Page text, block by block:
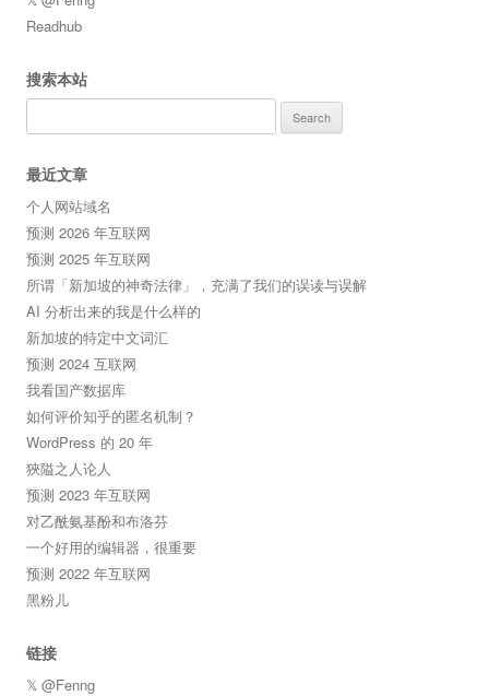
Readhub
搜索本站
for:
最近文章
个人网站域名
预测 2026 年互联网
预测 2025 年互联网
所谓「新加坡的神奇法律」，充满了我们的误读与误解
AI 分析出来的我是什么样的
新加坡的特定中文词汇
预测 2024 互联网
我看国产数据库
如何评价知乎的匿名机制？
WordPress 的 20 年
狹隘之人论人
预测 2023 年互联网
对乙酰氨基酚和布洛芬
一个好用的编辑器，很重要
预测 2022 年互联网
黑粉儿
链接
𝕏 @Fenng